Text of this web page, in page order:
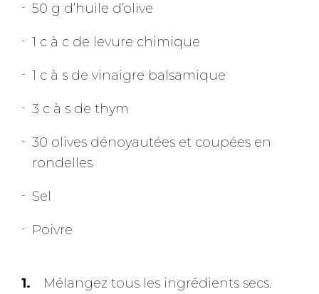
50 g d’huile d’olive
1 c à c de levure chimique
1 c à s de vinaigre balsamique
3 c à s de thym
30 olives dénoyautées et coupées en
rondelles
Sel
Poivre
Mélangez tous les ingrédients secs.